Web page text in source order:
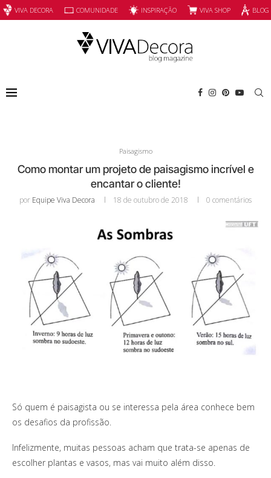
VIVA DECORA COMUNIDADE INSPIRAÇÃO VIVA SHOP
Paisagismo
Como montar um projeto de paisagismo incrível e
encantar o cliente!
por Equipe Viva Decora 18 de outubro de 2018 0 comentários
Só quem é paisagista ou se interessa pela área conhece bem
os desafios da profissão.
Infelizmente, muitas pessoas acham que trata-se apenas de
escolher plantas e vasos, mas vai muito além disso.